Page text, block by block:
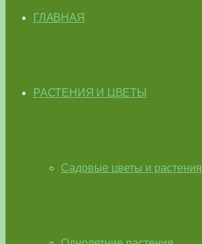
ГЛАВНАЯ
РАСТЕНИЯ И ЦВЕТЫ
Садовые цветы и растения